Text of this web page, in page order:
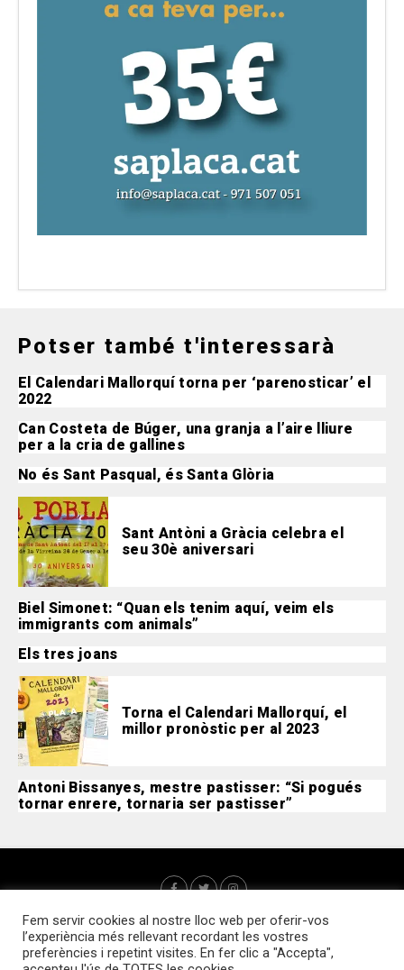
Potser també t'interessarà
El Calendari Mallorquí torna per ‘parenosticar’ el
2022
Can Costeta de Búger, una granja a l’aire lliure
per a la cria de gallines
No és Sant Pasqual, és Santa Glòria
Sant Antòni a Gràcia celebra el
seu 30è aniversari
Biel Simonet: “Quan els tenim aquí, veim els
immigrants com animals”
Els tres joans
Torna el Calendari Mallorquí, el
millor pronòstic per al 2023
Antoni Bissanyes, mestre pastisser: “Si pogués
tornar enrere, tornaria ser pastisser”
Fem servir cookies al nostre lloc web per oferir-vos
l’experiència més rellevant recordant les vostres
preferències i repetint visites. En fer clic a "Accepta",